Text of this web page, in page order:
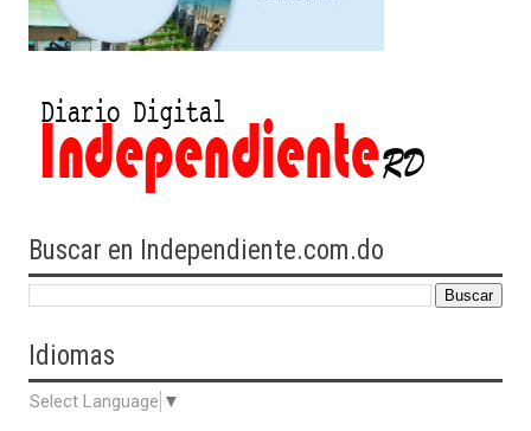
Buscar en Independiente.com.do
Idiomas
Select Language ▼